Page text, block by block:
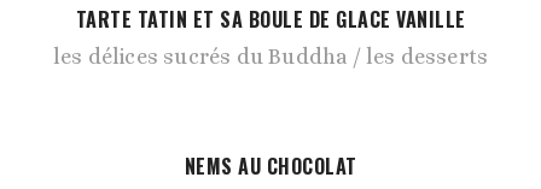
TARTE TATIN ET SA BOULE DE GLACE VANILLE
les délices sucrés du Buddha les desserts
NEMS AU CHOCOLAT